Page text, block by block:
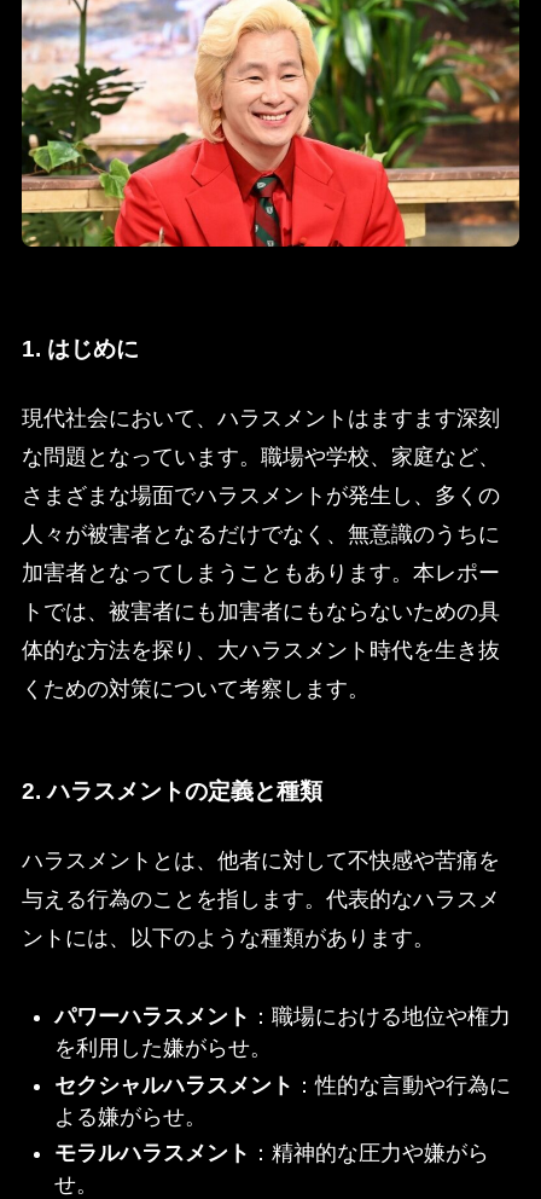
1. はじめに
現代社会において、ハラスメントはますます深刻
な問題となっています。職場や学校、家庭など、
さまざまな場面でハラスメントが発生し、多くの
人々が被害者となるだけでなく、無意識のうちに
加害者となってしまうこともあります。本レポー
トでは、被害者にも加害者にもならないための具
体的な方法を探り、大ハラスメント時代を生き抜
くための対策について考察します。
2. ハラスメントの定義と種類
ハラスメントとは、他者に対して不快感や苦痛を
与える行為のことを指します。代表的なハラスメ
ントには、以下のような種類があります。
パワーハラスメント ：職場における地位や権力
を利用した嫌がらせ。
セクシャルハラスメント ：性的な言動や行為に
よる嫌がらせ。
モラルハラスメント ：精神的な圧力や嫌がら
せ。